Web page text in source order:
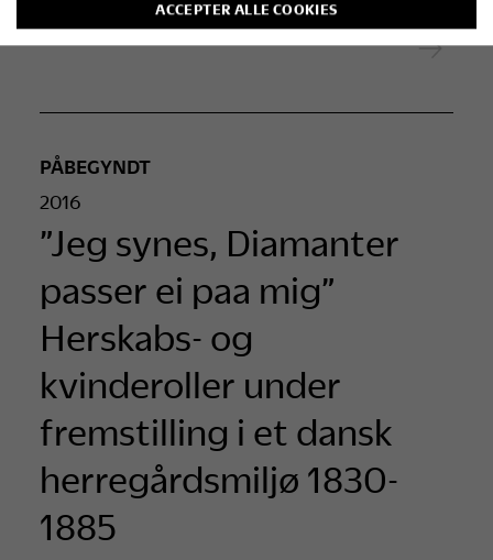
PÅBEGYNDT
2016
”Jeg synes, Diamanter
passer ei paa mig”
Herskabs- og
kvinderoller under
fremstilling i et dansk
herregårdsmiljø 1830-
1885
ACCEPTER ALLE COOKIES